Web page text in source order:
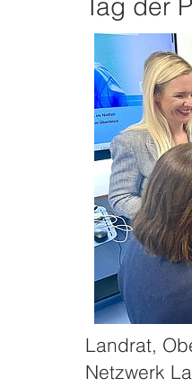
Tag der
Landrat,
Netzwerk